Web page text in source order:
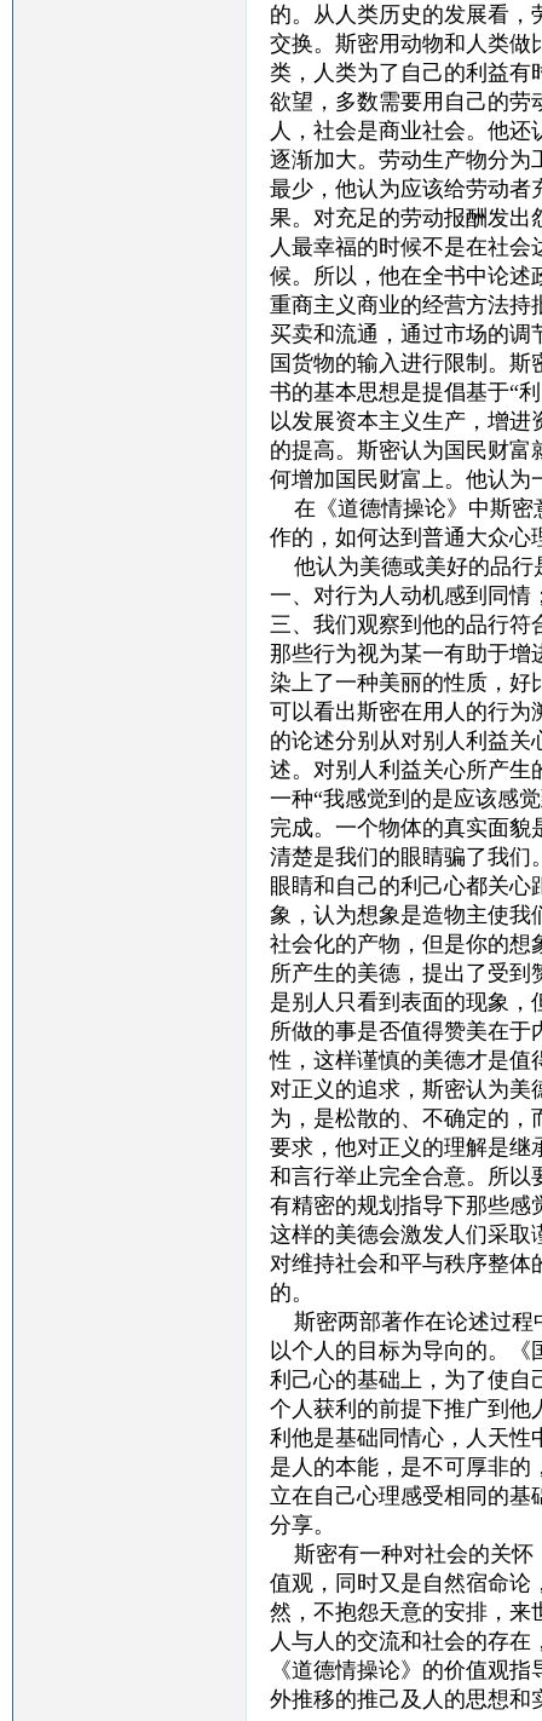
的。从人类历史的发展看，
交换。斯密用动物和人类做
类，人类为了自己的利益有
欲望，多数需要用自己的劳
人，社会是商业社会。他
逐渐加大。劳动生产物分为
最少，他认为应该给劳动者
果。对充足的劳动报酬发出
人最幸福的时候不是在社
候。所以，他在全书中论述
重商主义商业的经营方法持
买卖和流通，通过市场的调
国货物的输入进行限制。
书的基本思想是提倡基于“
以发展资本主义生产，增进
的提高。斯密认为国民财富
何增加国民财富上。他认为
在《道德情操论》中斯密
作的，如何达到普通大众心
他认为美德或美好的品行
一、对行为人动机感到同情
三、我们观察到他的品行符
那些行为视为某一有助于增
染上了一种美丽的性质，好
可以看出斯密在用人的行为
的论述分别从对别人利益关
述。对别人利益关心所产生
一种“我感觉到的是应该感
完成。一个物体的真实面貌
清楚是我们的眼睛骗了我们
眼睛和自己的利己心都关
象，认为想象是造物主使我
社会化的产物，但是你的想
所产生的美德，提出了受到
是别人只看到表面的现象，
所做的事是否值得赞美在于
性，这样谨慎的美德才是值
对正义的追求，斯密认为美
为，是松散的、不确定的，
要求，他对正义的理解是继
和言行举止完全合意。所以
有精密的规划指导下那些感
这样的美德会激发人们采取
对维持社会和平与秩序整体
的。
斯密两部著作在论述过程
以个人的目标为导向的。《
利己心的基础上，为了使自
个人获利的前提下推广到他
利他是基础同情心，人天性
是人的本能，是不可厚非的
立在自己心理感受相同的基
分享。
斯密有一种对社会的关怀
值观，同时又是自然宿命论
然，不抱怨天意的安排，来
人与人的交流和社会的存
《道德情操论》的价值观
外推移的推己及人的思想和